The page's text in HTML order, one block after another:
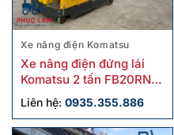
Xe nâng điện Komatsu
Xe nâng điện đứng lái
Komatsu 2 tấn FB20RN-4
cũ
Liên hệ: 0935.355.886